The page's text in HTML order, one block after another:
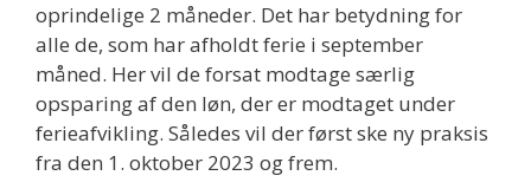
oprindelige 2 måneder. Det har betydning for
alle de, som har afholdt ferie i september
måned. Her vil de forsat modtage særlig
opsparing af den løn, der er modtaget under
ferieafvikling. Således vil der først ske ny praksis
fra den 1. oktober 2023 og frem.